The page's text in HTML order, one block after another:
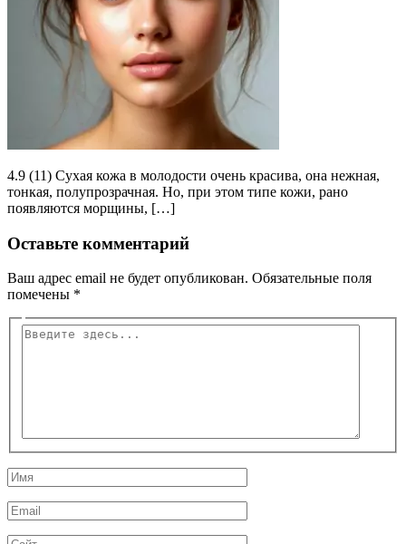
4.9 (11) Сухая кожа в молодости очень красива, она нежная,
тонкая, полупрозрачная. Но, при этом типе кожи, рано
появляются морщины, […]
Оставьте комментарий
Ваш адрес email не будет опубликован. Обязательные поля
помечены *
Введите
Имя
Email